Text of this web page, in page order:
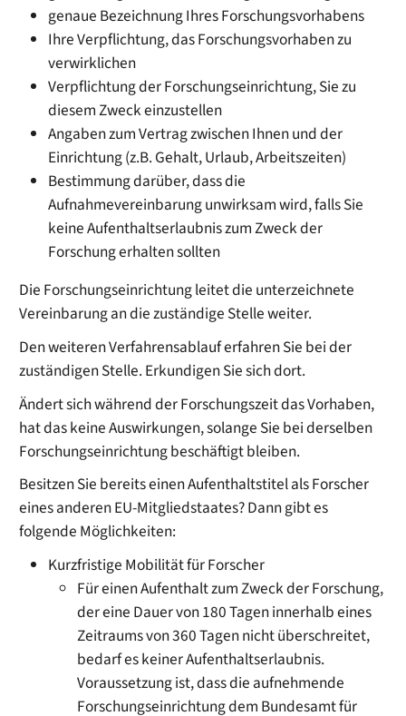
genaue Bezeichnung Ihres Forschungsvorhabens
Ihre Verpflichtung, das Forschungsvorhaben zu
verwirklichen
Verpflichtung der Forschungseinrichtung, Sie zu
diesem Zweck einzustellen
Angaben zum Vertrag zwischen Ihnen und der
Einrichtung (z.B. Gehalt, Urlaub, Arbeitszeiten)
Bestimmung darüber, dass die
Aufnahmevereinbarung unwirksam wird, falls Sie
keine Aufenthaltserlaubnis zum Zweck der
Forschung erhalten sollten
Die Forschungseinrichtung leitet die unterzeichnete
Vereinbarung an die zuständige Stelle weiter.
Den weiteren Verfahrensablauf erfahren Sie bei der
zuständigen Stelle. Erkundigen Sie sich dort.
Ändert sich während der Forschungszeit das Vorhaben,
hat das keine Auswirkungen, solange Sie bei derselben
Forschungseinrichtung beschäftigt bleiben.
Besitzen Sie bereits einen Aufenthaltstitel als Forscher
eines anderen EU-Mitgliedstaates? Dann gibt es
folgende Möglichkeiten:
Kurzfristige Mobilität für Forscher
Für einen Aufenthalt zum Zweck der Forschung,
der eine Dauer von 180 Tagen innerhalb eines
Zeitraums von 360 Tagen nicht überschreitet,
bedarf es keiner Aufenthaltserlaubnis.
Voraussetzung ist, dass die aufnehmende
Forschungseinrichtung dem Bundesamt für